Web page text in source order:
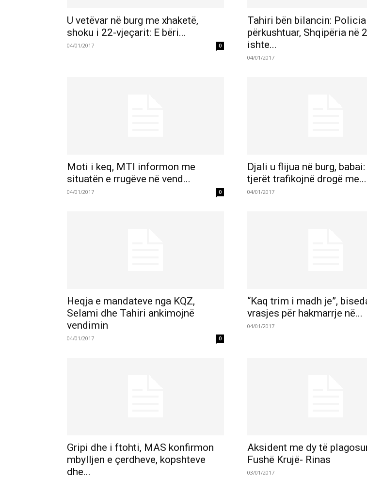
U vetëvar në burg me xhaketë,
shoku i 22-vjeçarit: E bëri...
04/01/2017 0
Tahiri bën bilancin:
përkushtuar, Shqipëria në
ishte...
04/01/2017
Moti i keq, MTI informon me
situatën e rrugëve në vend...
04/01/2017 0
Djali u flijua në burg, babai:
tjerët trafikojnë drogë me...
04/01/2017
Heqja e mandateve nga KQZ,
Selami dhe Tahiri ankimojnë
vendimin
04/01/2017 0
“Kaq trim i madh je”,
vrasjes për hakmarrje në...
04/01/2017
Gripi dhe i ftohti, MAS konfirmon
mbylljen e çerdheve, kopshteve
dhe...
Aksident me dy të
Fushë Krujë- Rinas
03/01/2017